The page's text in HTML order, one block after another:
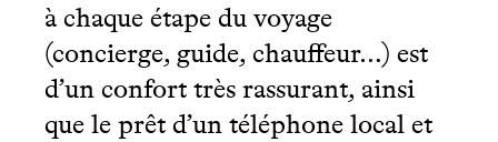
à chaque étape du voyage
(concierge, guide, chauffeur…) est
d’un confort très rassurant, ainsi
que le prêt d’un téléphone local et